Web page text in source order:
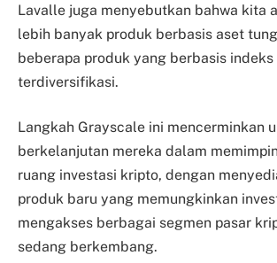
Lavalle juga menyebutkan bahwa kita
lebih banyak produk berbasis aset
beberapa produk yang berbasis indeks
terdiversifikasi.
Langkah Grayscale ini mencerminkan
berkelanjutan mereka dalam
ruang investasi kripto, dengan
produk baru yang memungkinkan
mengakses berbagai segmen pasar
sedang berkembang.